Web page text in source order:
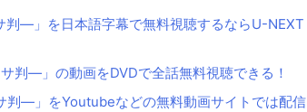
―」を日本語字幕で無料視聴するならU-NEXT
判―」の動画をDVDで全話無料視聴できる！
―」をYoutubeなどの無料動画サイトでは配信